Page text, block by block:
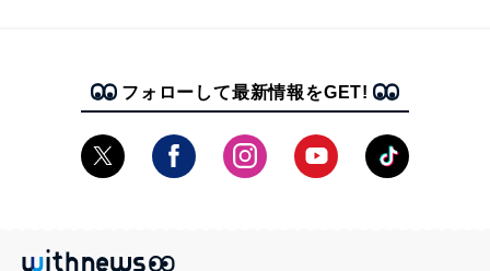
フォローして最新情報をGET!